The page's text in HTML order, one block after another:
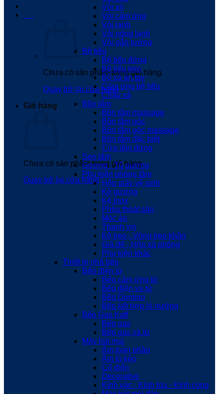
Chưa có sản phẩm trong giỏ hàng.
Quay trở lại cửa hàng
Giỏ hàng
Chưa có sản phẩm trong giỏ hàng.
Quay trở lại cửa hàng
Vòi xịt
Vòi cảm ứng
Vòi lạnh
Vòi nóng lạnh
Vòi gắn tường
Bệ tiểu
Bệ tiểu đứng
Bệ tiểu treo
Bộ xả ấn tay
Cảm ứng bệ tiểu
Chậu xả
Bồn tắm
Bồn tắm massage
Bồn tắm góc
Bồn tắm góc massage
Bồn tắm đặc biệt
Cửa tắm đứng
Sen tắm
Gương - Tủ gương
Phụ kiện phòng tắm
Hộp giấy vệ sinh
Kệ gương
Kệ Inox
Phễu thoát sàn
Móc áo
Thanh vịn
Kệ treo - Vòng treo khăn
Giá để - Hộp xà phòng
Phụ kiện khác
Thiết bị nhà bếp
Bếp điện từ
Bếp cảm ứng từ
Bếp điện và từ
Bếp Domino
Bếp kết hợp lò nướng
Bếp Gas Kaff
Bếp gas
Bếp gas và từ
Máy hút mùi
Âm toàn phần
Âm tủ kéo
Cổ điển
Decorative
Kính vác - Kính toa - Kính cong